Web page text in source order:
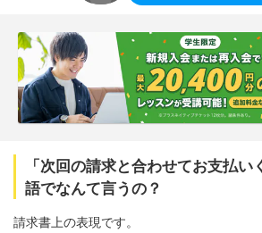
「次回の請求と合わせてお支払
語でなんて言うの？
請求書上の表現です。